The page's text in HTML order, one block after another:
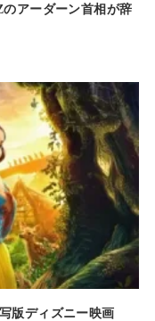
アーダーン首相が辞
版ディズニー映画